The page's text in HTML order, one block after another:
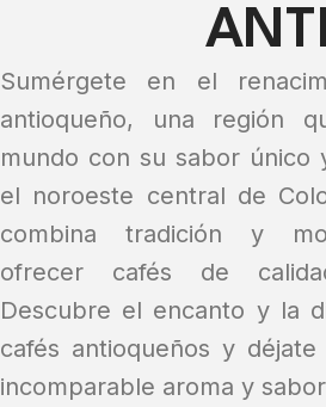
Sumérgete en el
antioqueño, una región
mundo con su sabor único
el noroeste central de
combina tradición y
ofrecer cafés de
Descubre el encanto y la
cafés antioqueños y
incomparable aroma y